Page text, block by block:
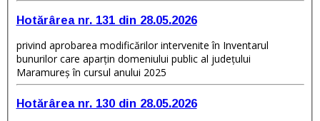
Hotărârea nr. 131 din 28.05.2026
privind aprobarea modificărilor intervenite în Inventarul
bunurilor care aparțin domeniului public al judeţului
Maramureş în cursul anului 2025
Hotărârea nr. 130 din 28.05.2026